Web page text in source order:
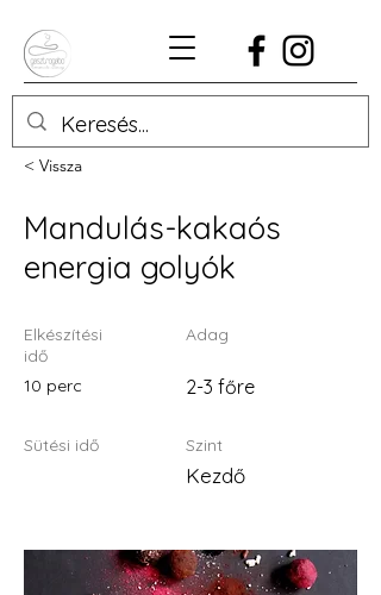
< Vissza
Mandulás-kakaós
energia golyók
Elkészítési
idő
10 perc
Sütési idő
Adag
2-3 főre
Szint
Kezdő